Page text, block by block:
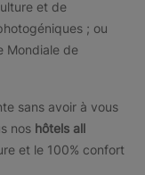
et de
; ou
Mondiale de
sans avoir à vous
nos hôtels all
et le 100% confort